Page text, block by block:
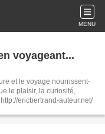
MENU
voyageant...
et le voyage nourrissent-
le plaisir, la curiosité,
l'écriture ? Lien vers l'ensemble de mes livres : http://ericbertrand-auteur.net/